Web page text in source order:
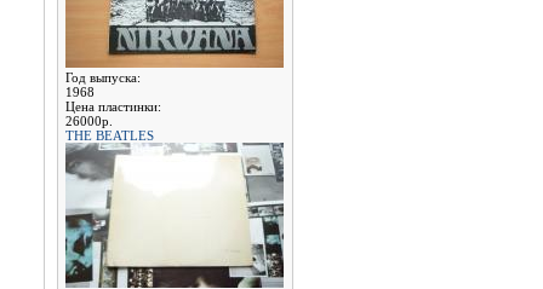
Год выпуска:
1968
Цена пластинки:
26000р.
THE BEATLES